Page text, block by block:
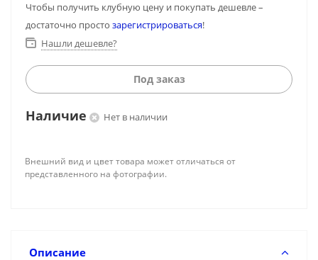
Чтобы получить клубную цену и покупать дешевле –
достаточно просто зарегистрироваться!
Нашли дешевле?
Под заказ
Наличие Нет в наличии
Внешний вид и цвет товара может отличаться от
представленного на фотографии.
Описание